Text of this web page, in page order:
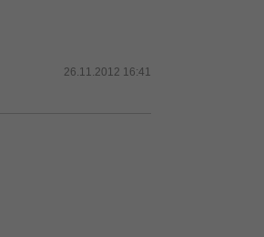
26.11.2012 16:41